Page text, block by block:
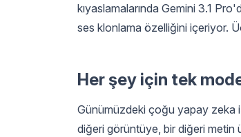
kıyaslamalarında Gemini 3.1
ses klonlama özelliğini içeriyor.
Her şey için tek
Günümüzdeki çoğu yapay zeka
diğeri görüntüye, bir diğeri metin